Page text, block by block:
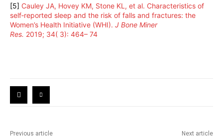
[5] Cauley JA, Hovey KM, Stone KL, et al. Characteristics of
self‐reported sleep and the risk of falls and fractures: the
Women’s Health Initiative (WHI). J Bone Miner
Res. 2019; 34( 3): 464– 74
Previous article Next article